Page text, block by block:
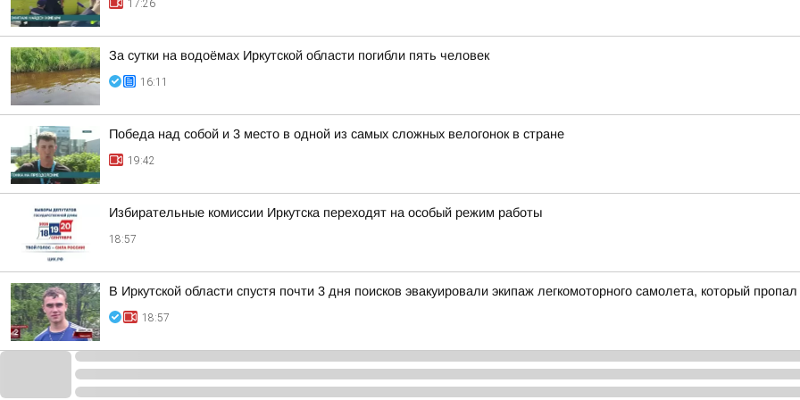
17:26
За сутки на водоёмах Иркутской области погибли пять человек
16:11
Победа над собой и 3 место в одной из самых сложных велогонок в стране
19:42
Избирательные комиссии Иркутска переходят на особый режим работы
18:57
В Иркутской области спустя почти 3 дня поисков эвакуировали экипаж легкомоторного самолета, который
18:57